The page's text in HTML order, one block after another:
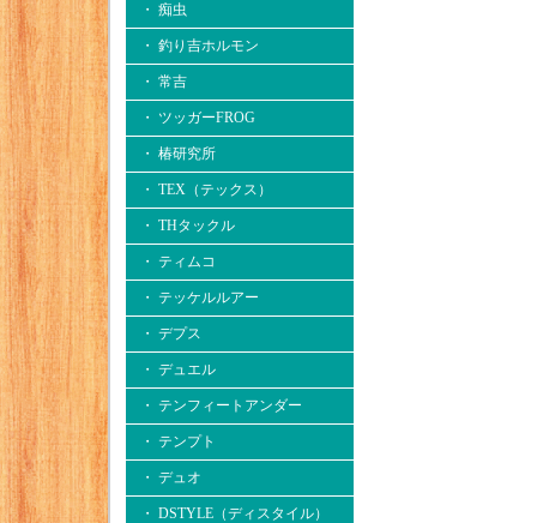
・ 痴虫
・ 釣り吉ホルモン
・ 常吉
・ ツッガーFROG
・ 椿研究所
・ TEX（テックス）
・ THタックル
・ ティムコ
・ テッケルルアー
・ デプス
・ デュエル
・ テンフィートアンダー
・ テンプト
・ デュオ
・ DSTYLE（ディスタイル）